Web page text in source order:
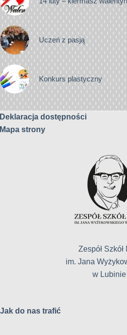
Uczeń z pasją
Konkurs plastyczny
Deklaracja dostępności
Mapa strony
Zespół Szkół
im. Jana
w Lubinie
Jak do nas trafić